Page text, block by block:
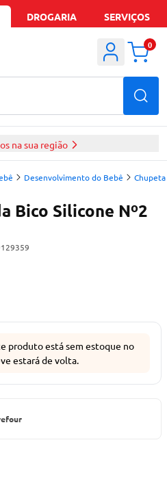
DROGARIA SERVIÇOS
0
na sua região
Desenvolvimento do Bebê
Bico Silicone Nº2
produto está sem estoque no
estará de volta.